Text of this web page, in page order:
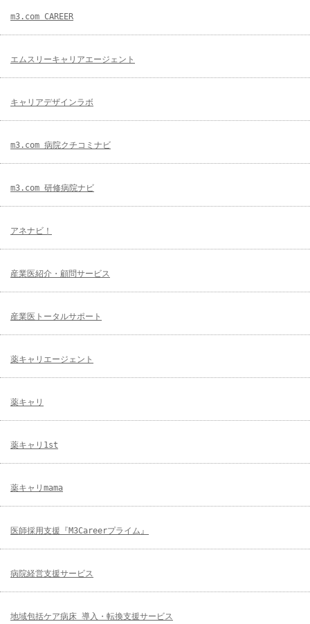
m3.com CAREER
エムスリーキャリアエージェント
キャリアデザインラボ
m3.com 病院クチコミナビ
m3.com 研修病院ナビ
アネナビ！
産業医紹介・顧問サービス
産業医トータルサポート
薬キャリエージェント
薬キャリ
薬キャリ1st
薬キャリmama
医師採用支援『M3Careerプライム』
病院経営支援サービス
地域包括ケア病床 導入・転換支援サービス